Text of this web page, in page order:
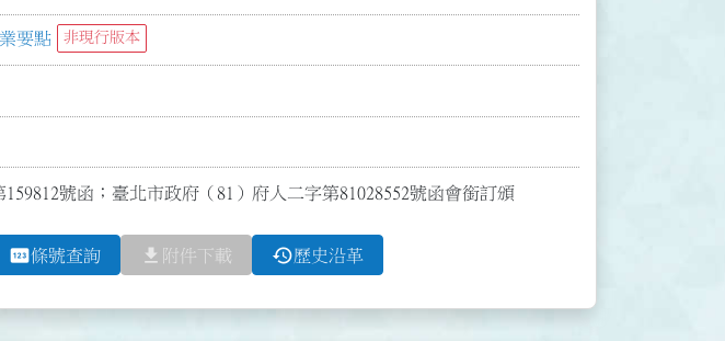
要點 非現行版本
號函；臺北市政府（81）府人二字第81028552號函會銜訂頒
pin條號查詢 file_download 附件下載 history歷史沿革